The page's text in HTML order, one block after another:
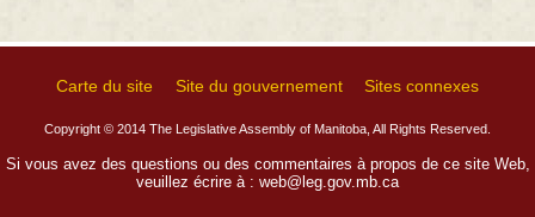
Carte du site Site du gouvernement Sites connexes
Copyright © 2014 The Legislative Assembly of Manitoba, All Rights Reserved.
Si vous avez des questions ou des commentaires à propos de ce site Web,
veuillez écrire à : web@leg.gov.mb.ca